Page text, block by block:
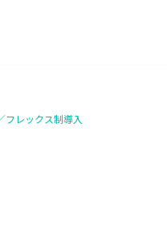
フレックス制導入